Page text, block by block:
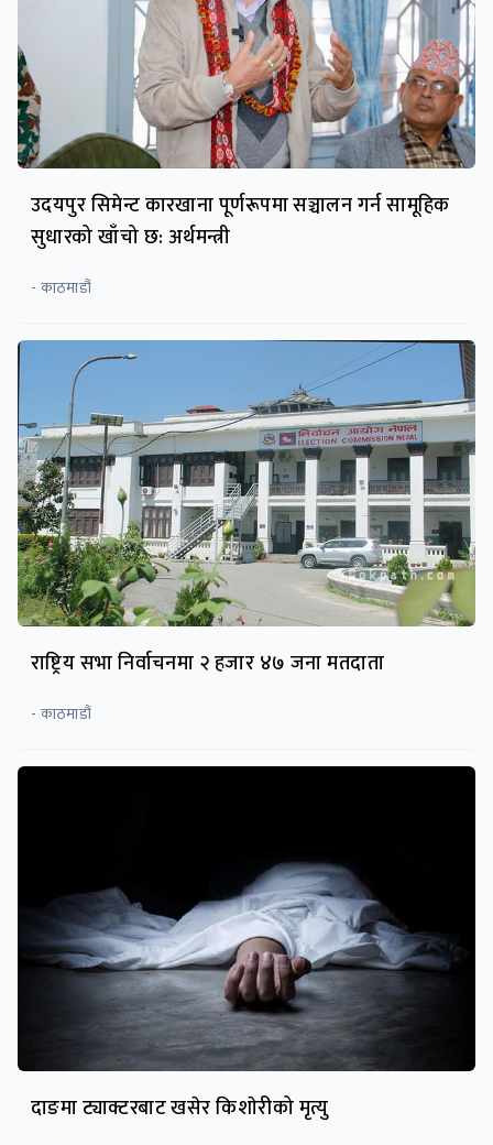
उदयपुर सिमेन्ट कारखाना पूर्णरूपमा सञ्चालन गर्न सामूहिक
सुधारको खाँचो छ: अर्थमन्त्री
- काठमाडौं
राष्ट्रिय सभा निर्वाचनमा २ हजार ४७ जना मतदाता
- काठमाडौं
दाङमा ट्याक्टरबाट खसेर किशाेरीको मृत्यु